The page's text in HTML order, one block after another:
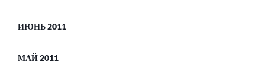
ИЮНЬ 2011
МАЙ 2011